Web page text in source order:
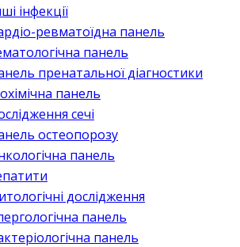
інфекції
ревматоїдна панель
панель
пренатальної діагностики
панель
сечі
остеопорозу
панель
дослідження
панель
панель